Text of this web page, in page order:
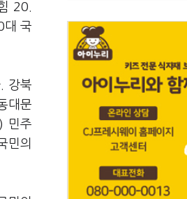
20.
대 국
강북
대문
민주
민의